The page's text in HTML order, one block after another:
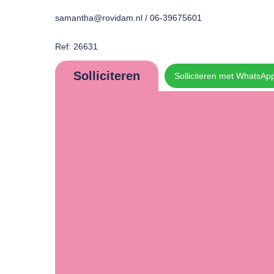
samantha@rovidam.nl / 06-39675601
Ref: 26631
Solliciteren Solliciteren met